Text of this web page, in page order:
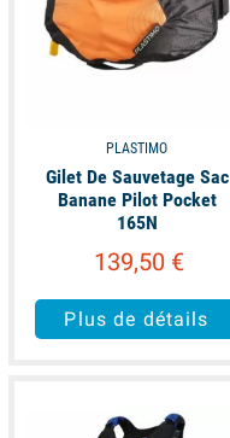
PLASTIMO
Gilet De Sauvetage Sac
Banane Pilot Pocket
165N
139,50 €
Plus de détails